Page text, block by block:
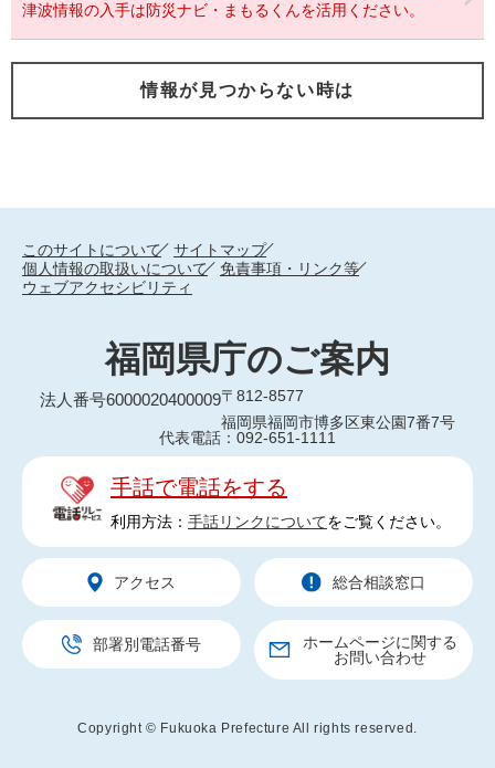
津波情報の入手は防災ナビ・まもるくんを活用ください。
情報が見つからない時は
このサイトについて
サイトマップ
個人情報の取扱いについて
免責事項・リンク等
ウェブアクセシビリティ
福岡県庁のご案内
法人番号6000020400009〒812-8577
福岡県福岡市博多区東公園7番7号
代表電話：092-651-1111
手話で電話をする
利用方法： 手話リンクについてをご覧ください。
アクセス 総合相談窓口
部署別電話番号
ホームページに関する
お問い合わせ
Copyright © Fukuoka Prefecture All rights reserved.